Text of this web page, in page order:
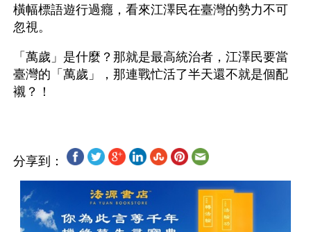
橫幅標語遊行過癮，看來江澤民在臺灣的勢力不可
忽視。
「萬歲」是什麼？那就是最高統治者，江澤民要當
臺灣的「萬歲」，那連戰忙活了半天還不就是個配
分享到：